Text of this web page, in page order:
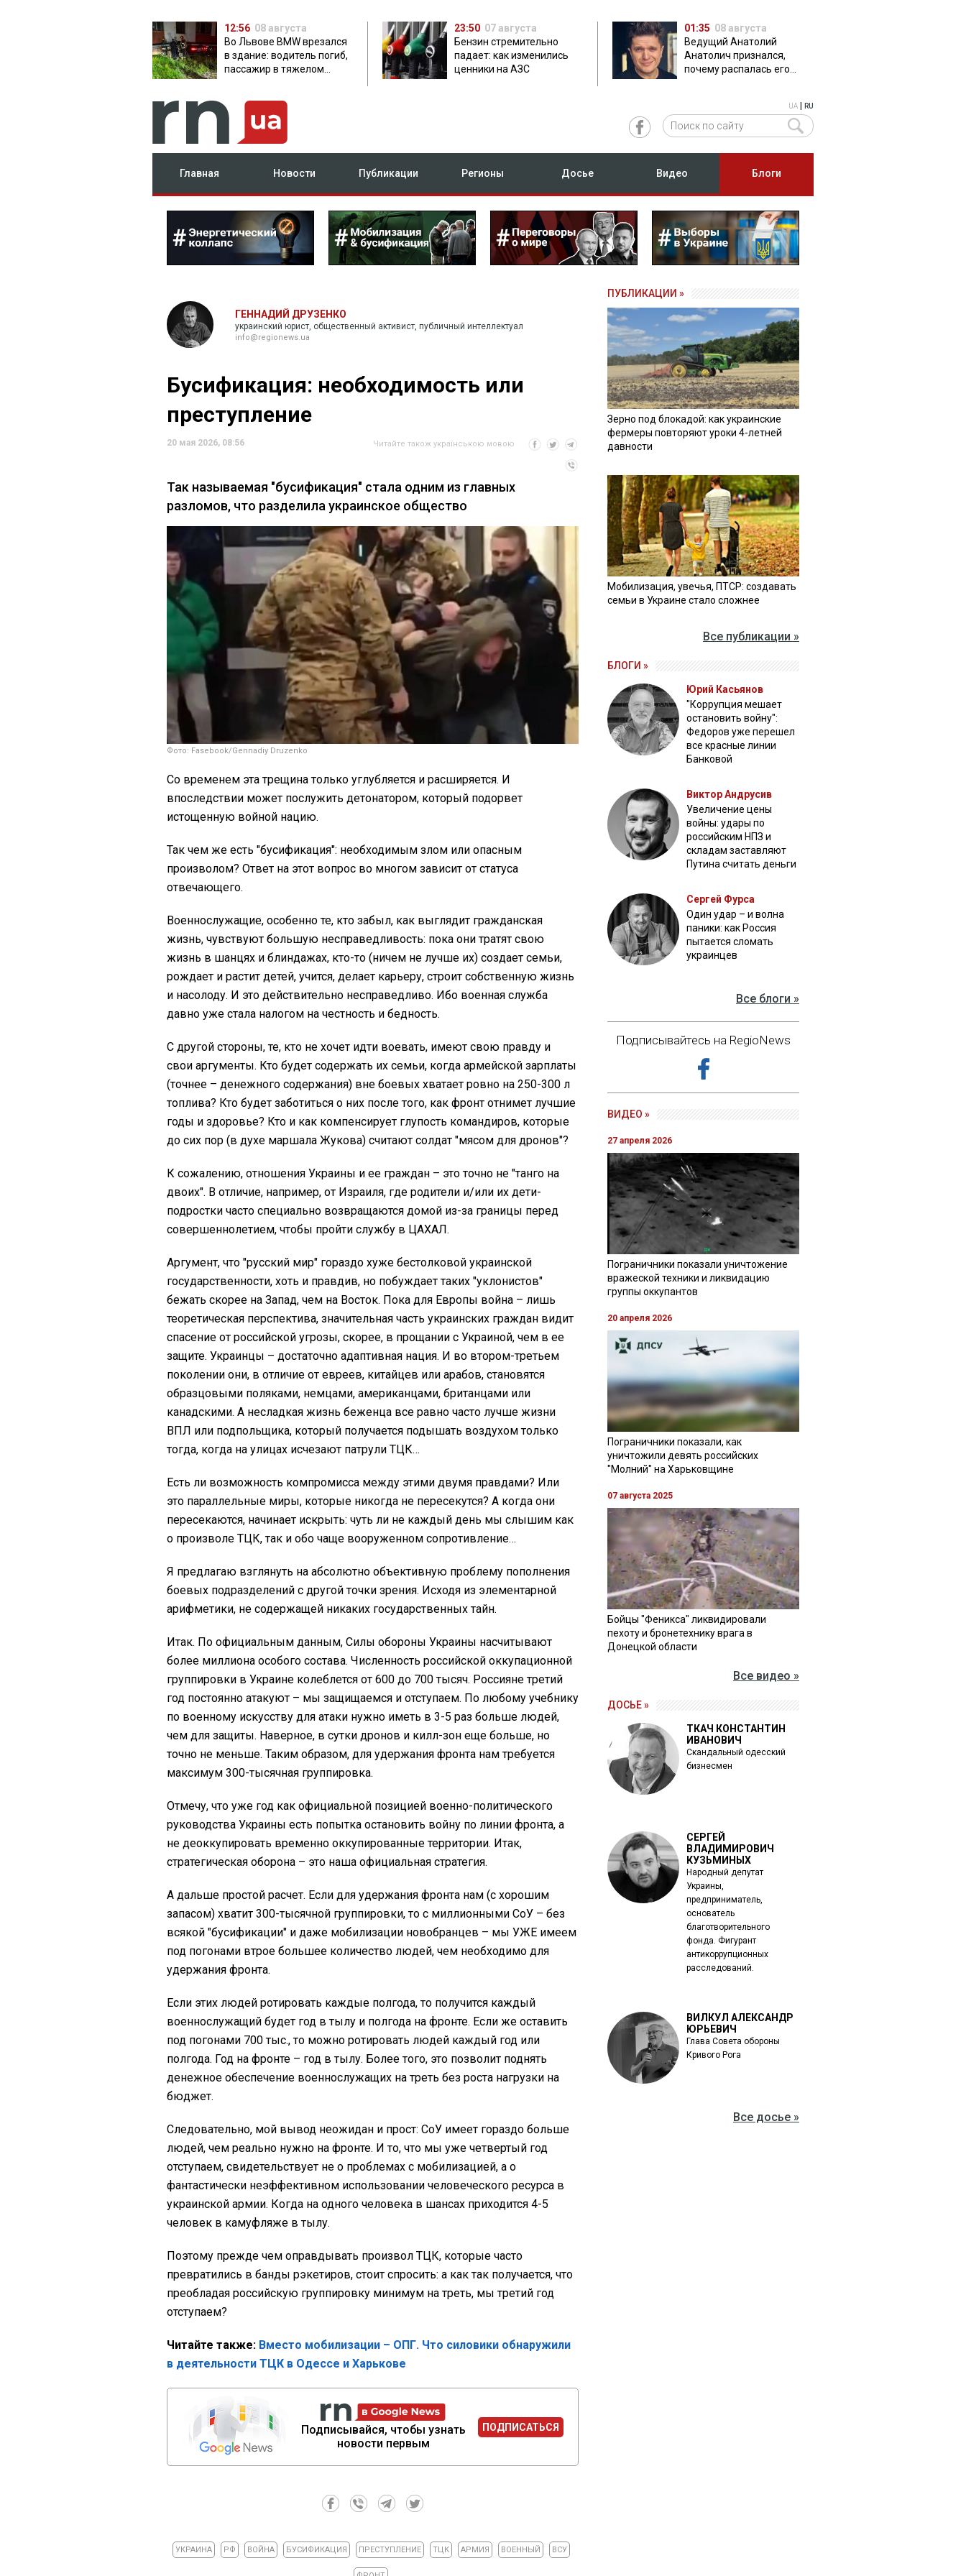
12:56 08 августа
Во Львове BMW врезался
в здание: водитель погиб,
пассажир в тяжелом
23:50 07 августа
Бензин стремительно
падает: как изменились
ценники на АЗС
01:35 08 августа
Ведущий Анатолий
Анатолич признался,
почему распалась его
UA RU
Главная Новости Публикации Регионы Досье Видео Блоги
ГЕННАДИЙ ДРУЗЕНКО
украинский юрист, общественный активист, публичный интеллектуал
info@regionews.ua
Бусификация: необходимость или
преступление
20 мая 2026, 08:56 Читайте також українською мовою
Так называемая "бусификация" стала одним из главных
разломов, что разделила украинское общество
Фото: Fasebook/Gennadiy Druzenko
Со временем эта трещина только углубляется и расширяется. И
впоследствии может послужить детонатором, который подорвет
истощенную войной нацию.
Так чем же есть "бусификация": необходимым злом или опасным
произволом? Ответ на этот вопрос во многом зависит от статуса
отвечающего.
Военнослужащие, особенно те, кто забыл, как выглядит гражданская
жизнь, чувствуют большую несправедливость: пока они тратят свою
жизнь в шанцях и блиндажах, кто-то (ничем не лучше их) создает семьи,
рождает и растит детей, учится, делает карьеру, строит собственную жизнь
и насолоду. И это действительно несправедливо. Ибо военная служба
давно уже стала налогом на честность и бедность.
С другой стороны, те, кто не хочет идти воевать, имеют свою правду и
свои аргументы. Кто будет содержать их семьи, когда армейской зарплаты
(точнее – денежного содержания) вне боевых хватает ровно на 250-300 л
топлива? Кто будет заботиться о них после того, как фронт отнимет лучшие
годы и здоровье? Кто и как компенсирует глупость командиров, которые
до сих пор (в духе маршала Жукова) считают солдат "мясом для дронов"?
К сожалению, отношения Украины и ее граждан – это точно не "танго на
двоих". В отличие, например, от Израиля, где родители и/или их дети-
подростки часто специально возвращаются домой из-за границы перед
совершеннолетием, чтобы пройти службу в ЦАХАЛ.
Аргумент, что "русский мир" гораздо хуже бестолковой украинской
государственности, хоть и правдив, но побуждает таких "уклонистов"
бежать скорее на Запад, чем на Восток. Пока для Европы война – лишь
теоретическая перспектива, значительная часть украинских граждан видит
спасение от российской угрозы, скорее, в прощании с Украиной, чем в ее
защите. Украинцы – достаточно адаптивная нация. И во втором-третьем
поколении они, в отличие от евреев, китайцев или арабов, становятся
образцовыми поляками, немцами, американцами, британцами или
канадскими. А несладкая жизнь беженца все равно часто лучше жизни
ВПЛ или подпольщика, который получается подышать воздухом только
тогда, когда на улицах исчезают патрули ТЦК…
Есть ли возможность компромисса между этими двумя правдами? Или
это параллельные миры, которые никогда не пересекутся? А когда они
пересекаются, начинает искрыть: чуть ли не каждый день мы слышим как
о произволе ТЦК, так и обо чаще вооруженном сопротивление…
Я предлагаю взглянуть на абсолютно объективную проблему пополнения
боевых подразделений с другой точки зрения. Исходя из элементарной
арифметики, не содержащей никаких государственных тайн.
Итак. По официальным данным, Силы обороны Украины насчитывают
более миллиона особого состава. Численность российской оккупационной
группировки в Украине колеблется от 600 до 700 тысяч. Россияне третий
год постоянно атакуют – мы защищаемся и отступаем. По любому учебнику
по военному искусству для атаки нужно иметь в 3-5 раз больше людей,
чем для защиты. Наверное, в сутки дронов и килл-зон еще больше, но
точно не меньше. Таким образом, для удержания фронта нам требуется
максимум 300-тысячная группировка.
Отмечу, что уже год как официальной позицией военно-политического
руководства Украины есть попытка остановить войну по линии фронта, а
не деоккупировать временно оккупированные территории. Итак,
стратегическая оборона – это наша официальная стратегия.
А дальше простой расчет. Если для удержания фронта нам (с хорошим
запасом) хватит 300-тысячной группировки, то с миллионными СоУ – без
всякой "бусификации" и даже мобилизации новобранцев – мы УЖЕ имеем
под погонами втрое большее количество людей, чем необходимо для
удержания фронта.
Если этих людей ротировать каждые полгода, то получится каждый
военнослужащий будет год в тылу и полгода на фронте. Если же оставить
под погонами 700 тыс., то можно ротировать людей каждый год или
полгода. Год на фронте – год в тылу. Более того, это позволит поднять
денежное обеспечение военнослужащих на треть без роста нагрузки на
бюджет.
Следовательно, мой вывод неожидан и прост: СоУ имеет гораздо больше
людей, чем реально нужно на фронте. И то, что мы уже четвертый год
отступаем, свидетельствует не о проблемах с мобилизацией, а о
фантастически неэффективном использовании человеческого ресурса в
украинской армии. Когда на одного человека в шансах приходится 4-5
человек в камуфляже в тылу.
Поэтому прежде чем оправдывать произвол ТЦК, которые часто
превратились в банды рэкетиров, стоит спросить: а как так получается, что
преобладая российскую группировку минимум на треть, мы третий год
отступаем?
Читайте также: Вместо мобилизации – ОПГ. Что силовики обнаружили
в деятельности ТЦК в Одессе и Харькове
Подписывайся, чтобы узнать
новости первым
ПОДПИСАТЬСЯ
УКРАИНА РФ ВОЙНА БУСИФИКАЦИЯ ПРЕСТУПЛЕНИЕ ТЦК АРМИЯ ВОЕННЫЙ ВСУ
ПУБЛИКАЦИИ »
Зерно под блокадой: как украинские
фермеры повторяют уроки 4-летней
давности
Мобилизация, увечья, ПТСР: создавать
семьи в Украине стало сложнее
Все публикации »
БЛОГИ »
Юрий Касьянов
"Коррупция мешает
остановить войну":
Федоров уже перешел
все красные линии
Банковой
Виктор Андрусив
Увеличение цены
войны: удары по
российским НПЗ и
складам заставляют
Путина считать деньги
Сергей Фурса
Один удар – и волна
паники: как Россия
пытается сломать
украинцев
Все блоги »
Подписывайтесь на RegioNews
ВИДЕО »
27 апреля 2026
Пограничники показали уничтожение
вражеской техники и ликвидацию
группы оккупантов
20 апреля 2026
Пограничники показали, как
уничтожили девять российских
"Молний" на Харьковщине
07 августа 2025
Бойцы "Феникса" ликвидировали
пехоту и бронетехнику врага в
Донецкой области
Все видео »
ДОСЬЕ »
ТКАЧ КОНСТАНТИН
ИВАНОВИЧ
Скандальный одесский
бизнесмен
СЕРГЕЙ
ВЛАДИМИРОВИЧ
КУЗЬМИНЫХ
Народный депутат
Украины,
предприниматель,
основатель
благотворительного
фонда. Фигурант
антикоррупционных
расследований.
ВИЛКУЛ АЛЕКСАНДР
ЮРЬЕВИЧ
Глава Совета обороны
Кривого Рога
Все досье »